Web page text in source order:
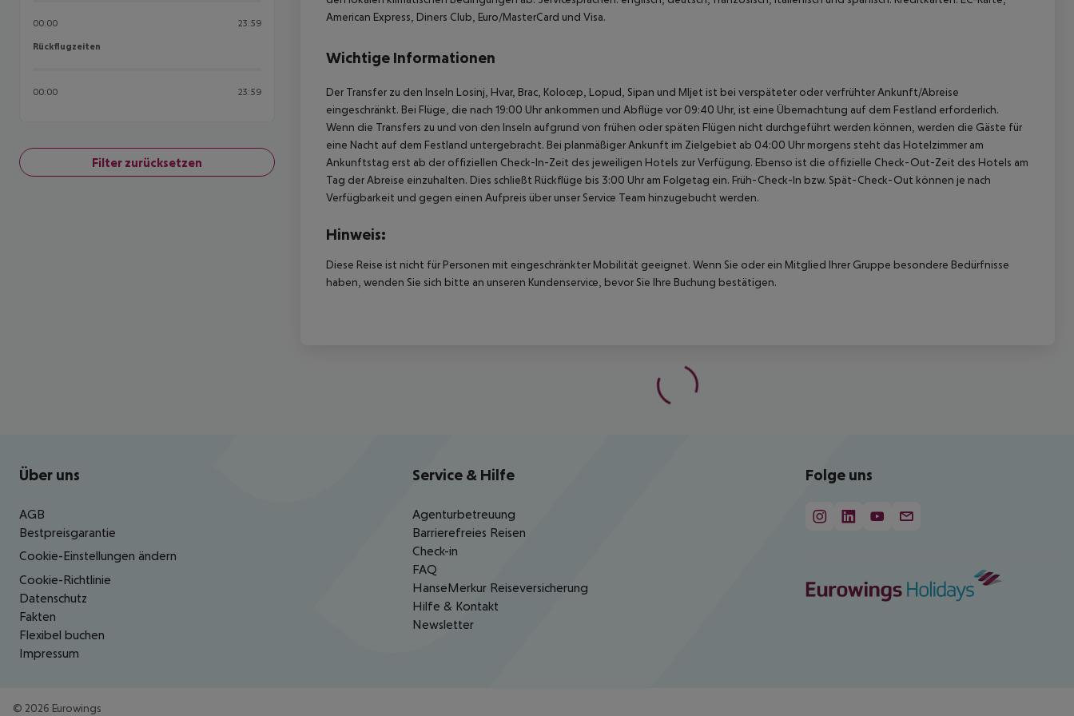
00:00 23:59
Rückflugzeiten
Rückflugzeiten
00:00 23:59
Filter zurücksetzen
American Express, Diners Club, Euro/MasterCard und Visa.
Wichtige Informationen
Der Transfer zu den Inseln Losinj, Hvar, Brac, Kolocep, Lopud, Sipan und Mljet ist bei verspäteter oder verfrühter Ankunft/Abreise
eingeschränkt. Bei Flüge, die nach 19:00 Uhr ankommen und Abflüge vor 09:40 Uhr, ist eine Übernachtung auf dem Festland erforderlich.
Wenn die Transfers zu und von den Inseln aufgrund von frühen oder späten Flügen nicht durchgeführt werden können, werden die Gäste für
eine Nacht auf dem Festland untergebracht. Bei planmäßiger Ankunft im Zielgebiet ab 04:00 Uhr morgens steht das Hotelzimmer am
Ankunftstag erst ab der offiziellen Check-In-Zeit des jeweiligen Hotels zur Verfügung. Ebenso ist die offizielle Check-Out-Zeit des Hotels am
Tag der Abreise einzuhalten. Dies schließt Rückflüge bis 3:00 Uhr am Folgetag ein. Früh-Check-In bzw. Spät-Check-Out können je nach
Verfügbarkeit und gegen einen Aufpreis über unser Service Team hinzugebucht werden.
Hinweis:
Diese Reise ist nicht für Personen mit eingeschränkter Mobilität geeignet. Wenn Sie oder ein Mitglied Ihrer Gruppe besondere Bedürfnisse
haben, wenden Sie sich bitte an unseren Kundenservice, bevor Sie Ihre Buchung bestätigen.
Footer navigation
Über uns
AGB
Bestpreisgarantie
Cookie-Einstellungen ändern
Cookie-Richtlinie
Datenschutz
Fakten
Flexibel buchen
Impressum
Service & Hilfe
Agenturbetreuung
Barrierefreies Reisen
Check-in
FAQ
HanseMerkur Reiseversicherung
Hilfe & Kontakt
Newsletter
Folge uns
© 2026 Eurowings